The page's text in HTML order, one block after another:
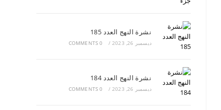
نشرة النهج العدد 185
ديسمبر 26, 2023 /
0 COMMENTS
نشرة النهج العدد 184
ديسمبر 26, 2023 /
0 COMMENTS